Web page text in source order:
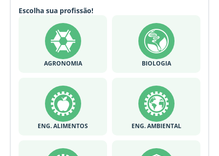
Escolha sua profissão!
AGRONOMIA BIOLOGIA
ENG. ALIMENTOS ENG. AMBIENTAL